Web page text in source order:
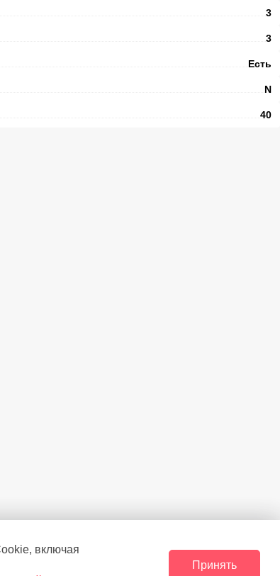
3
3
Есть
N
40
включая
Принять